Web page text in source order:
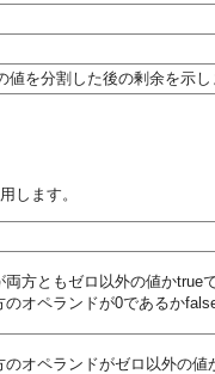
値を分割した後の剰余を示
します。
両方ともゼロ以外の値かtrue
のオペランドが0であるか
のオペランドがゼロ以外の